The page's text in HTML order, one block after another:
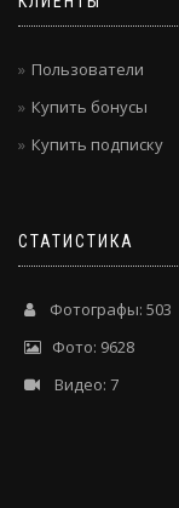
Пользователи
Купить бонусы
Купить подписку
СТАТИСТИКА
Фотографы: 503
Фото: 9628
Видео: 7